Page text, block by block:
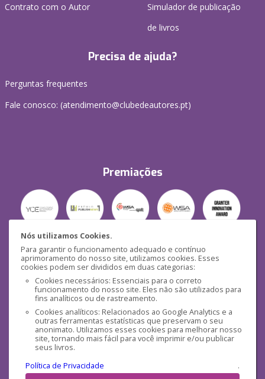
Nós utilizamos Cookies.
Para garantir o funcionamento adequado e contínuo
aprimoramento do nosso site, utilizamos cookies. Esses
cookies podem ser divididos em duas categorias:
Cookies necessários: Essenciais para o correto
funcionamento do nosso site. Eles não são utilizados para
fins analíticos ou de rastreamento.
Cookies analíticos: Relacionados ao Google Analytics e a
outras ferramentas estatísticas que preservam o seu
anonimato. Utilizamos esses cookies para melhorar nosso
site, tornando mais fácil para você imprimir e/ou publicar
seus livros.
Política de Privacidade
.
Contrato com o Autor
Simulador de publicação
de livros
Precisa de ajuda?
Perguntas frequentes
Fale conosco: (atendimento@clubedeautores.pt)
Premiações
Segurança
Mídias Sociais